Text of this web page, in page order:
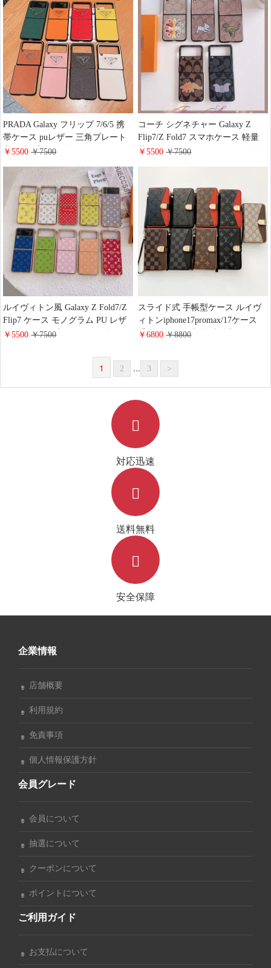
ケース おしゃれ 送料無料
耐衝撃ケース 送料無料
PRADA Galaxy フリップ 7/6/5 携
帯ケース puレザー 三角プレート
高级感 プラダ ギャラクシーZ
しゃれ
￥5500￥7500
コーチ シグネチャー Galaxy Z
Flip7/Z Fold7 スマホケース 軽量
薄型 折りたたみ モノグラム 動物
男女兼用 高級感
￥5500￥7500
ルイヴィトン風 Galaxy Z Fold7/Z
Flip7 ケース モノグラム PU レザ
ー 電気メッキ加工 LV 風 ギャラ
ホケース 薄型 耐衝撃 メンズ レデ
￥5500￥7500
スライド式 手帳型ケース ルイヴ
ィトンiphone17promax/17ケース
手帳型 カード収納 小銭入れ LV
GUCCI galaxy s25/s24/s23ケース ビ
￥6800￥8800
1 2 ... 3 >
対応迅速
送料無料
安全保障
企業情報
店舗概要
利用規約
免責事項
個人情報保護方針
会員グレード
会員について
抽選について
クーポンについて
ポイントについて
ご利用ガイド
お支払について